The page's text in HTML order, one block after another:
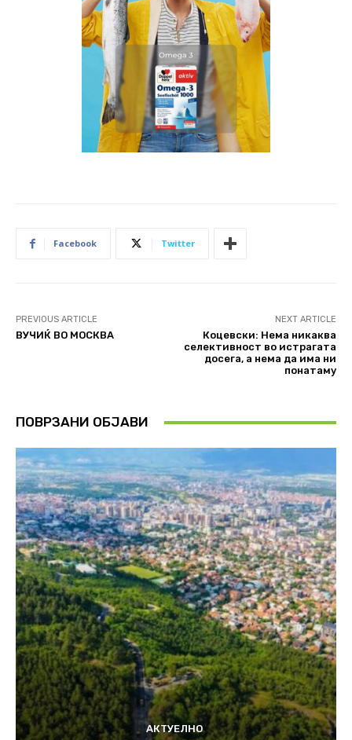
Facebook Twitter
PREVIOUS ARTICLE
ВУЧИЌ ВО МОСКВА
NEXT ARTICLE
Коцевски: Нема никаква
селективност во истрагата
досега, а нема да има ни
понатаму
ПОВРЗАНИ ОБЈАВИ
АКТУЕЛНО